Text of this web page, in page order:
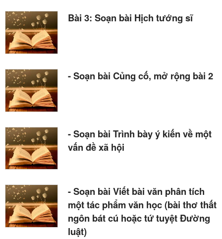
Bài 3: Soạn bài Hịch tướng sĩ
- Soạn bài Củng cố, mở rộng bài 2
- Soạn bài Trình bày ý kiến về một
vấn đề xã hội
- Soạn bài Viết bài văn phân tích
một tác phẩm văn học (bài thơ thất
ngôn bát cú hoặc tứ tuyệt Đường
luật)